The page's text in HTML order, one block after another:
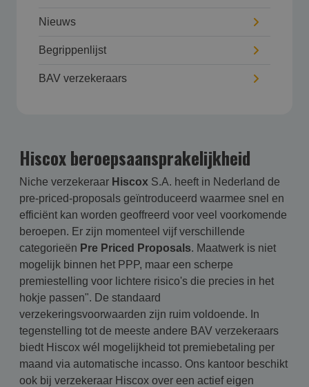
Nieuws
Begrippenlijst
BAV verzekeraars
Hiscox beroepsaansprakelijkheid
Niche verzekeraar Hiscox S.A. heeft in Nederland de
pre-priced-proposals geïntroduceerd waarmee snel en
efficiënt kan worden geoffreerd voor veel voorkomende
beroepen. Er zijn momenteel vijf verschillende
categorieën Pre Priced Proposals. Maatwerk is niet
mogelijk binnen het PPP, maar een scherpe
premiestelling voor lichtere risico's die precies in het
hokje passen". De standaard
verzekeringsvoorwaarden zijn ruim voldoende. In
tegenstelling tot de meeste andere BAV verzekeraars
biedt Hiscox wél mogelijkheid tot premiebetaling per
maand via automatische incasso. Ons kantoor beschikt
ook bij verzekeraar Hiscox over een actief eigen